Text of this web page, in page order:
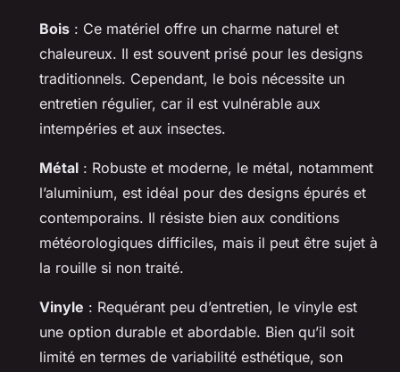
Bois : Ce matériel offre un charme naturel et
chaleureux. Il est souvent prisé pour les designs
traditionnels. Cependant, le bois nécessite un
entretien régulier, car il est vulnérable aux
intempéries et aux insectes.
Métal : Robuste et moderne, le métal, notamment
l’aluminium, est idéal pour des designs épurés et
contemporains. Il résiste bien aux conditions
météorologiques difficiles, mais il peut être sujet à
la rouille si non traité.
Vinyle : Requérant peu d’entretien, le vinyle est
une option durable et abordable. Bien qu’il soit
limité en termes de variabilité esthétique, son